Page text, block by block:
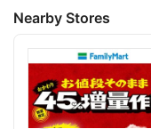
Nearby Stores